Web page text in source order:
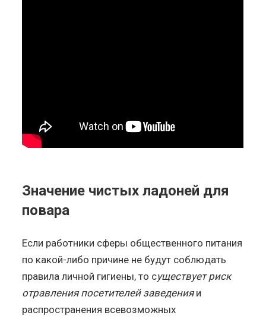
Значение чистых ладоней для
повара
Если работники сферы общественного питания
по какой-либо причине не будут соблюдать
правила личной гигиены, то существует риск
отравления посетителей заведенияи
распространения всевозможных